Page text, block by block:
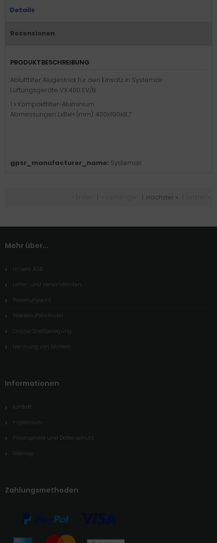
Details
Rezensionen
PRODUKTBESCHREIBUNG
Abluftfilter Alugestrick für den Einsatz in Systemair
Lüftungsgeräte VX 400 EV/B.
1 x Kompaktfilter-Aluminium
Abmessungen LxBxH (mm): 400x190x8,7
gpsr_manufacturer_name: Systemair
nächster »
Mehr über...
Unsere AGB
Liefer- und Versandkosten
Widerrufsrecht
Wiederrufsformular
Online-Streitbeilegung
Nennung von Marken
Informationen
Kontakt
Impressum
Privatsphäre und Datenschutz
Sitemap
Zahlungsmethoden